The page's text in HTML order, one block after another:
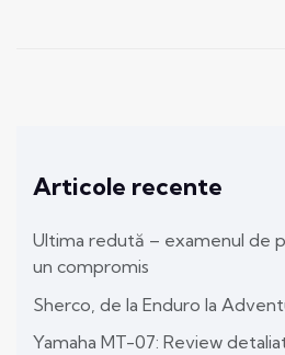
Articole recente
Ultima redută – examenul de
un compromis
Sherco, de la Enduro la
Yamaha MT-07: Review